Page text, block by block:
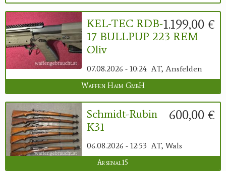
1.199,00 €
KEL-TEC RDB-
17 BULLPUP 223 REM
Oliv
07.08.2026 - 10:24 AT, Ansfelden
Waffen Haim GmbH
600,00 €
Schmidt-Rubin
K31
06.08.2026 - 12:53 AT, Wals
Arsenal15